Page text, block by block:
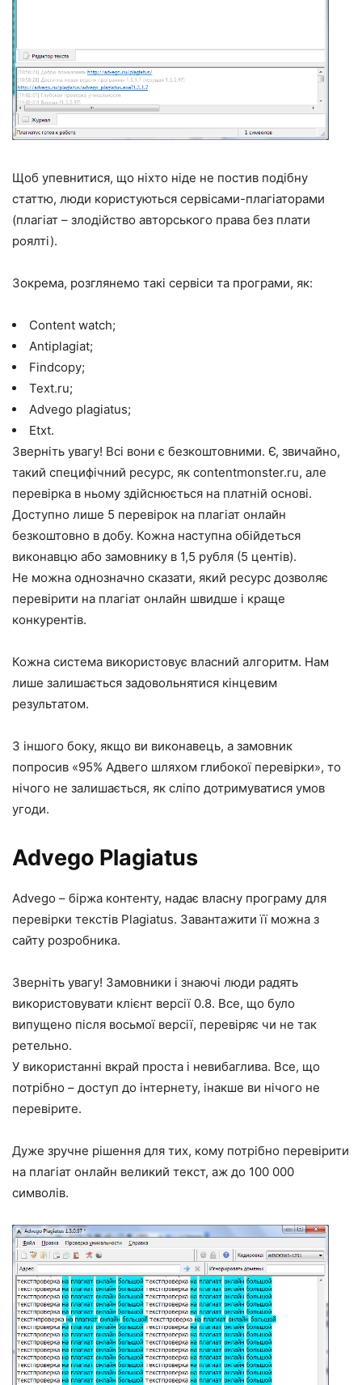
Щоб упевнитися, що ніхто ніде не постив подібну
статтю, люди користуються сервісами-плагіаторами
(плагіат – злодійство авторського права без плати
роялті).
Зокрема, розглянемо такі сервіси та програми, як:
Content watch;
Antiplagiat;
Findcopy;
Text.ru;
Advego plagiatus;
Etxt.
Зверніть увагу! Всі вони є безкоштовними. Є, звичайно,
такий специфічний ресурс, як contentmonster.ru, але
перевірка в ньому здійснюється на платній основі.
Доступно лише 5 перевірок на плагіат онлайн
безкоштовно в добу. Кожна наступна обійдеться
виконавцю або замовнику в 1,5 рубля (5 центів).
Не можна однозначно сказати, який ресурс дозволяє
перевірити на плагіат онлайн швидше і краще
конкурентів.
Кожна система використовує власний алгоритм. Нам
лише залишається задовольнятися кінцевим
результатом.
З іншого боку, якщо ви виконавець, а замовник
попросив «95% Адвего шляхом глибокої перевірки», то
нічого не залишається, як сліпо дотримуватися умов
угоди.
Advego Plagiatus
Advego – біржа контенту, надає власну програму для
перевірки текстів Plagiatus. Завантажити її можна з
сайту розробника.
Зверніть увагу! Замовники і знаючі люди радять
використовувати клієнт версії 0.8. Все, що було
випущено після восьмої версії, перевіряє чи не так
ретельно.
У використанні вкрай проста і невибаглива. Все, що
потрібно – доступ до інтернету, інакше ви нічого не
перевірите.
Дуже зручне рішення для тих, кому потрібно перевірити
на плагіат онлайн великий текст, аж до 100 000
символів.